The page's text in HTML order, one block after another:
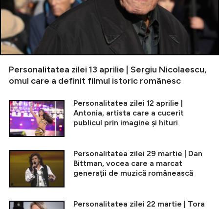
Personalitatea zilei 13 aprilie | Sergiu Nicolaescu,
omul care a definit filmul istoric românesc
Personalitatea zilei 12 aprilie |
Antonia, artista care a cucerit
publicul prin imagine și hituri
Personalitatea zilei 29 martie | Dan
Bittman, vocea care a marcat
generații de muzică românească
Personalitatea zilei 22 martie | Tora